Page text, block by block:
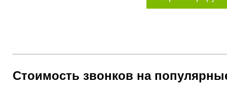
Стоимость звонков на